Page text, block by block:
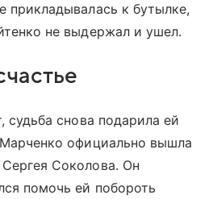
прикладывалась к бутылке,
не выдержал и ушел.
судьба снова подарила ей
официально вышла
Соколова. Он
помочь ей побороть